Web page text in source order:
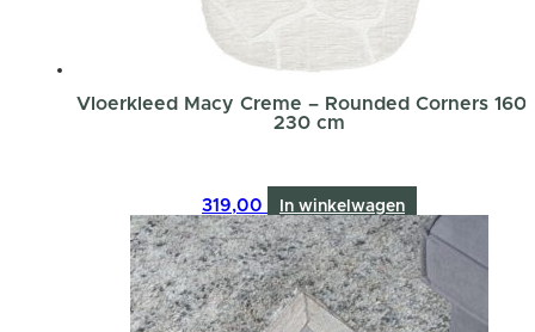
Vloerkleed Macy Creme – Rounded Corners 160
230 cm
319,00 In winkelwagen